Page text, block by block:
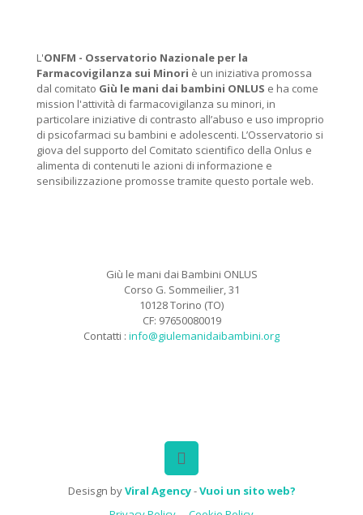
L'ONFM - Osservatorio Nazionale per la
Farmacovigilanza sui Minori è un iniziativa promossa
dal comitato Giù le mani dai bambini ONLUS e ha come
mission l'attività di farmacovigilanza su minori, in
particolare iniziative di contrasto all’abuso e uso improprio
di psicofarmaci su bambini e adolescenti. L’Osservatorio si
giova del supporto del Comitato scientifico della Onlus e
alimenta di contenuti le azioni di informazione e
sensibilizzazione promosse tramite questo portale web.
Giù le mani dai Bambini ONLUS
Corso G. Sommeilier, 31
10128 Torino (TO)
CF: 97650080019
Contatti : info@giulemanidaibambini.org
Desisgn byViral Agency-Vuoi un sito web?